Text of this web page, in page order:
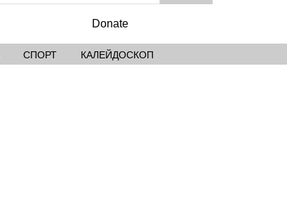
Donate
СПОРТ КАЛЕЙДОСКОП